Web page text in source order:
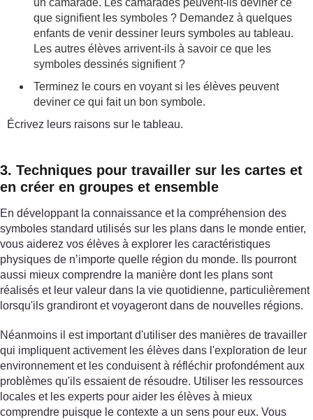
un camarade. Les camarades peuvent-ils deviner ce
que signifient les symboles ? Demandez à quelques
enfants de venir dessiner leurs symboles au tableau.
Les autres élèves arrivent-ils à savoir ce que les
symboles dessinés signifient ?
Terminez le cours en voyant si les élèves peuvent
deviner ce qui fait un bon symbole.
Écrivez leurs raisons sur le tableau.
3. Techniques pour travailler sur les cartes et
en créer en groupes et ensemble
En développant la connaissance et la compréhension des
symboles standard utilisés sur les plans dans le monde entier,
vous aiderez vos élèves à explorer les caractéristiques
physiques de n’importe quelle région du monde. Ils pourront
aussi mieux comprendre la manière dont les plans sont
réalisés et leur valeur dans la vie quotidienne, particulièrement
lorsqu'ils grandiront et voyageront dans de nouvelles régions.
Néanmoins il est important d'utiliser des manières de travailler
qui impliquent activement les élèves dans l'exploration de leur
environnement et les conduisent à réfléchir profondément aux
problèmes qu'ils essaient de résoudre. Utiliser les ressources
locales et les experts pour aider les élèves à mieux
comprendre puisque le contexte a un sens pour eux. Vous